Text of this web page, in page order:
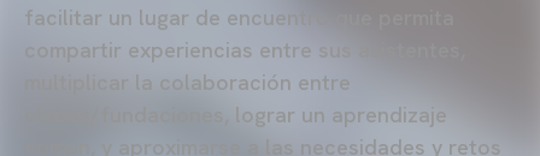
facilitar un lugar de encuentro que permita
compartir experiencias entre sus asistentes,
multiplicar la colaboración entre
clubes/fundaciones, lograr un aprendizaje
común, y aproximarse a las necesidades y retos